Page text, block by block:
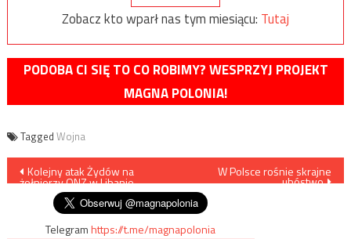
Zobacz kto wparł nas tym miesiącu: Tutaj
PODOBA CI SIĘ TO CO ROBIMY? WESPRZYJ PROJEKT
MAGNA POLONIA!
Tagged Wojna
Nawigacja
wpisu
Kolejny atak Żydów na
żołnierzy ONZ w Libanie
W Polsce rośnie skrajne
ubóstwo
Telegramhttps://t.me/magnapolonia